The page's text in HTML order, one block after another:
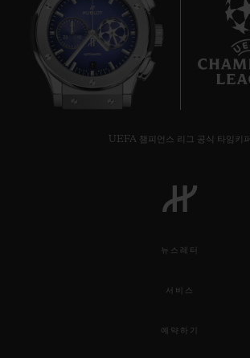
7
UEFA 챔피언스 리그 공식 타임키퍼
뉴스레터
서비스
예약하기